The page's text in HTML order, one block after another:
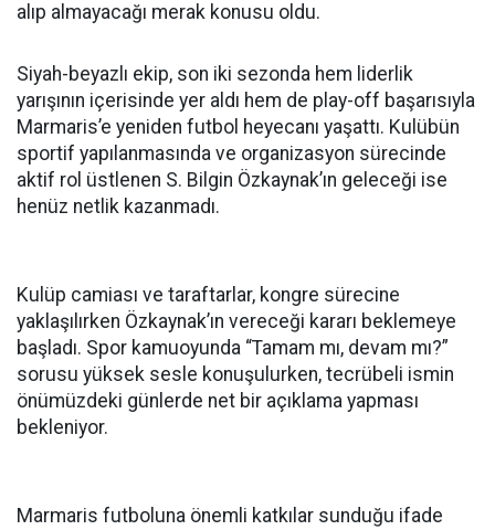
alıp almayacağı merak konusu oldu.
Siyah-beyazlı ekip, son iki sezonda hem liderlik
yarışının içerisinde yer aldı hem de play-off başarısıyla
Marmaris’e yeniden futbol heyecanı yaşattı. Kulübün
sportif yapılanmasında ve organizasyon sürecinde
aktif rol üstlenen S. Bilgin Özkaynak’ın geleceği ise
henüz netlik kazanmadı.
Kulüp camiası ve taraftarlar, kongre sürecine
yaklaşılırken Özkaynak’ın vereceği kararı beklemeye
başladı. Spor kamuoyunda “Tamam mı, devam mı?”
sorusu yüksek sesle konuşulurken, tecrübeli ismin
önümüzdeki günlerde net bir açıklama yapması
bekleniyor.
Marmaris futboluna önemli katkılar sunduğu ifade